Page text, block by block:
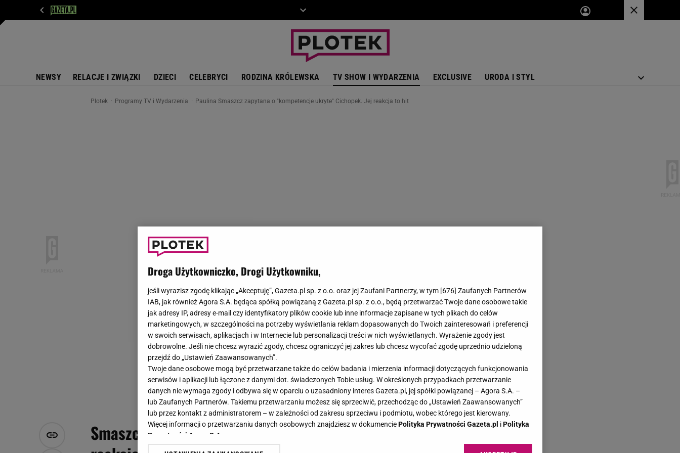
NEWSY RELACJE I ZWIĄZKI DZIECI CELEBRYCI RODZINA KRÓLEWSKA TV SHOW I WYDARZENIA EXCLUSIVE URODA I STYL
Plotek Programy TV i Wydarzenia Paulina Smaszcz zapytana o "kompetencje ukryte" Cichopek. Jej reakcja to hit
Smaszcz zapytana o "kompetencje ukryte" Cichopek. Jej
Droga Użytkowniczko, Drogi Użytkowniku,
jeśli wyrazisz zgodę klikając „Akceptuję”, Gazeta.pl sp. z o.o. oraz jej Zaufani Partnerzy, w tym [676] Zaufanych Partnerów
IAB, jak również Agora S.A. będąca spółką powiązaną z Gazeta.pl sp. z o.o., będą przetwarzać Twoje dane osobowe takie
jak adresy IP, adresy e-mail czy identyfikatory plików cookie lub inne informacje zapisane w tych plikach do celów
marketingowych, w szczególności na potrzeby wyświetlania reklam dopasowanych do Twoich zainteresowań i preferencji
w swoich serwisach, aplikacjach i w Internecie lub personalizacji treści w nich wyświetlanych. Wyrażenie zgody jest
dobrowolne. Jeśli nie chcesz wyrazić zgody, chcesz ograniczyć jej zakres lub chcesz wycofać zgodę uprzednio udzieloną
przejdź do „Ustawień Zaawansowanych”.
Twoje dane osobowe mogą być przetwarzane także do celów badania i mierzenia informacji dotyczących funkcjonowania
serwisów i aplikacji lub łączone z danymi dot. świadczonych Tobie usług. W określonych przypadkach przetwarzanie
danych nie wymaga zgody i odbywa się w oparciu o uzasadniony interes Gazeta.pl, jej spółki powiązanej – Agora S.A. –
lub Zaufanych Partnerów. Takiemu przetwarzaniu możesz się sprzeciwić, przechodząc do „Ustawień Zaawansowanych”
lub przez kontakt z administratorem – w zależności od zakresu sprzeciwu i podmiotu, wobec którego jest kierowany.
Więcej informacji o przetwarzaniu danych osobowych znajdziesz w dokumenciePolityka Prywatności Gazeta.pl iPolityka
Prywatności Agora S.A.